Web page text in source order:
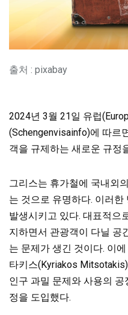
출처 : pixabay
2024년 3월 21일 유럽
(Schengenvisainfo)에 따르
객을 규제하는 새로운 규정
그리스는 휴가철에 국내외
는 것으로 유명하다. 이러
발생시키고 있다. 대표적으
지하면서 관광객이 다닐 공
는 문제가 생긴 것이다. 이
타키스(Kyriakos
인구 과밀 문제와 사용의
정을 도입했다.